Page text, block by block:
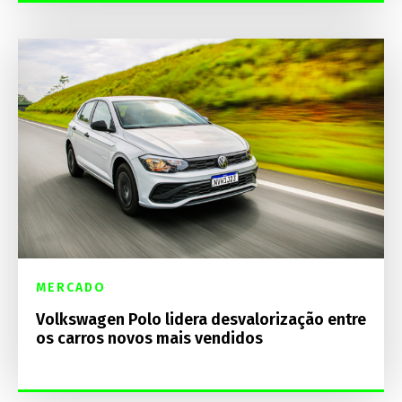
MERCADO
Volkswagen Polo lidera desvalorização entre
os carros novos mais vendidos